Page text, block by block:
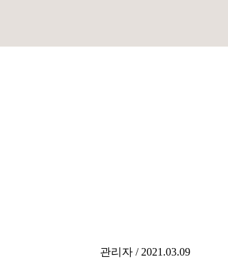
관리자 / 2021.03.09